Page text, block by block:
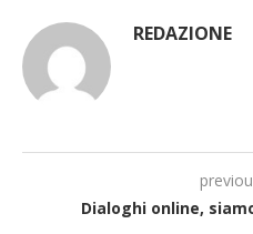
REDAZIONE
Dialoghi online,